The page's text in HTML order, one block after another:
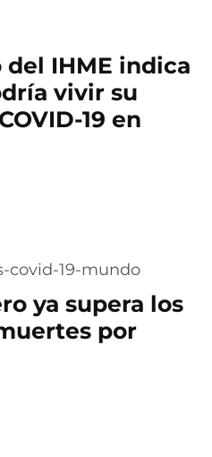
del IHME indica
vivir su
19 en
ya supera los
por